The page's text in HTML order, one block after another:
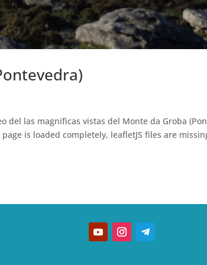
del las magnificas vistas del Monte da Groba
is loaded completely, leafletJS files are